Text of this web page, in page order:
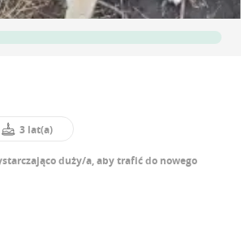
3 lat(a)
duży/a, aby trafić do nowego